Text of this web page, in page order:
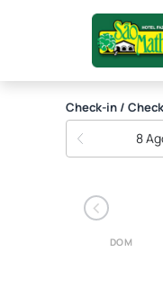
Hotel
Check-in /
8
‹
DOM